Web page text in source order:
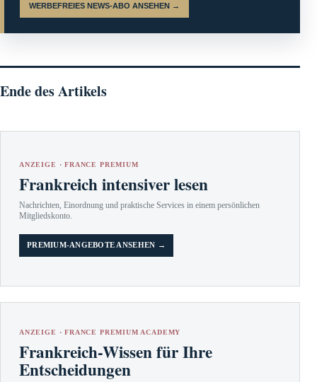
WERBEFREIES NEWS-ABO ANSEHEN →
Ende des Artikels
ANZEIGE · FRANCE PREMIUM
Frankreich intensiver lesen
Nachrichten, Einordnung und praktische Services in einem persönlichen
Mitgliedskonto.
PREMIUM-ANGEBOTE ANSEHEN →
ANZEIGE · FRANCE PREMIUM ACADEMY
Frankreich-Wissen für Ihre
Entscheidungen